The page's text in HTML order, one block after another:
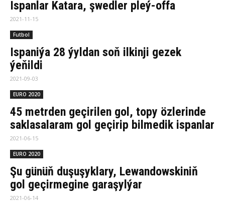
Ispanlar Katara, şwedler pleý-offa
2021-11-15
Futbol
Ispaniýa 28 ýyldan soň ilkinji gezek
ýeňildi
2021-09-03
EURO 2020
45 metrden geçirilen gol, topy özlerinde
saklasalaram gol geçirip bilmedik ispanlar
2021-06-15
EURO 2020
Şu günüň duşuşyklary, Lewandowskiniň
gol geçirmegine garaşylýar
2021-06-14